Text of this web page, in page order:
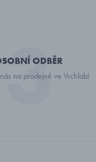
ODBĚR
na prodejně ve Vrchlabí